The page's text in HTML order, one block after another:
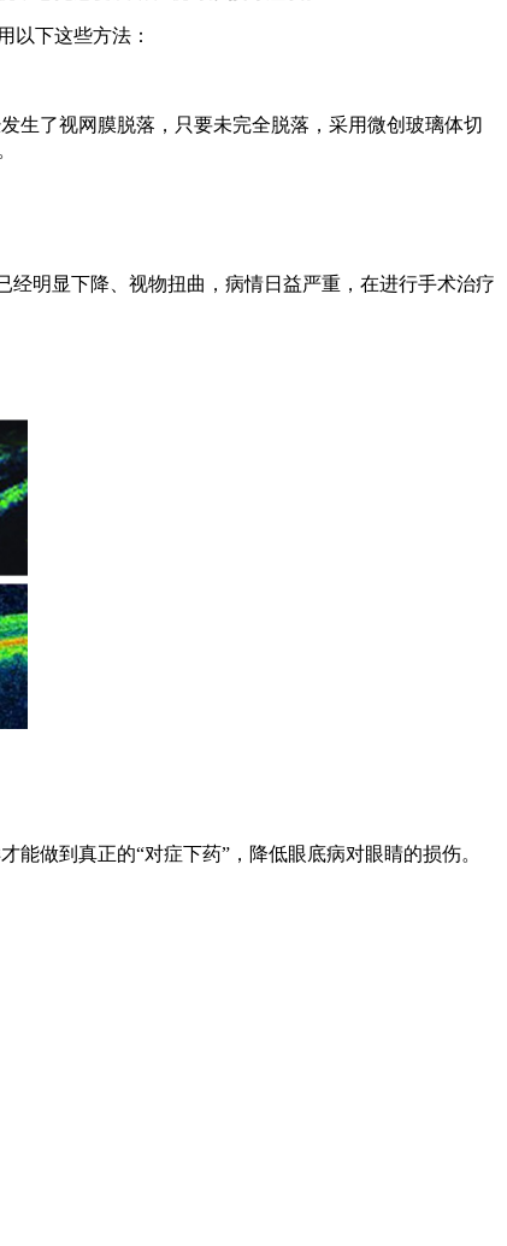
下这些方法：
了视网膜脱落，只要未完全脱落，采用微创玻璃体切
明显下降、视物扭曲，病情日益严重，在进行手术治疗
做到真正的“对症下药”，降低眼底病对眼睛的损伤。